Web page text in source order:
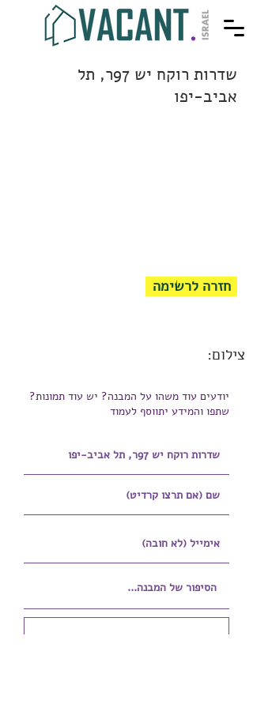
שדרות רוקח יש 97ר, תל
אביב-יפו
חזרה לרשימה
צילום:
יודעים עוד משהו על המבנה? יש עוד תמונות?
שתפו והמידע יתווסף לעמוד